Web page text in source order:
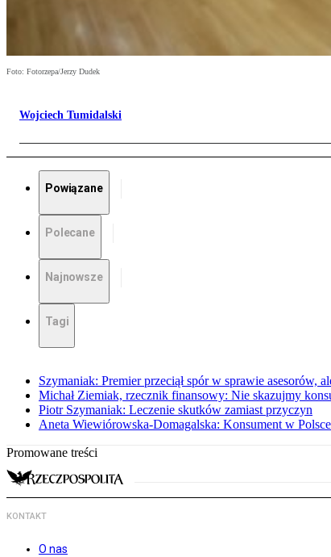
Foto: Fotorzepa/Jerzy Dudek
Wojciech Tumidalski
Powiązane
Polecane
Najnowsze
Tagi
Szymaniak: Premier przeciął spór w sprawie asesorów,
Michał Ziemiak, rzecznik finansowy: Nie skazujmy
Piotr Szymaniak: Leczenie skutków zamiast przyczyn
Aneta Wiewiórowska-Domagalska: Konsument w Polsce
Promowane treści
KONTAKT
O nas